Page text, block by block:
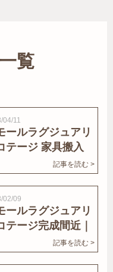
覧
04/11
ールラグジュアリ
テージ 家具搬入
記事を読む >
02/09
ールラグジュアリ
テージ完成間近｜
記事を読む >